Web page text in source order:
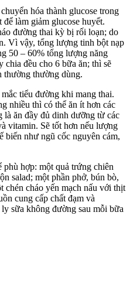
hóa thành glucose trong
làm giảm glucose huyết.
đường thai kỳ bị rối loạn; do
Vì vậy, tổng lượng tinh bột nạp
50 – 60% tổng lượng năng
đều cho 6 bữa ăn; thì sẽ
thường thường dùng.
tiểu đường khi mang thai.
nhiều thì có thể ăn ít hơn các
ăn đầy đủ dinh dưỡng từ các
vitamin. Sẽ tốt hơn nếu lượng
biến như ngũ cốc nguyên cám,
phù hợp: một quả trứng chiên
salad; một phần phở, bún bò,
chén cháo yến mạch nấu với thịt
cung cấp chất đạm và
sữa không đường sau mỗi bữa